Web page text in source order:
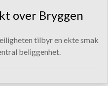
over Bryggen
tilbyr en ekte smak
beliggenhet.